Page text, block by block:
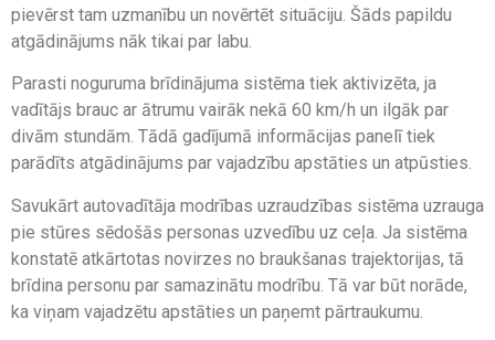
pievērst tam uzmanību un novērtēt situāciju. Šāds papildu
atgādinājums nāk tikai par labu.
Parasti noguruma brīdinājuma sistēma tiek aktivizēta, ja
vadītājs brauc ar ātrumu vairāk nekā 60 km/h un ilgāk par
divām stundām. Tādā gadījumā informācijas panelī tiek
parādīts atgādinājums par vajadzību apstāties un atpūsties.
Savukārt autovadītāja modrības uzraudzības sistēma uzrauga
pie stūres sēdošās personas uzvedību uz ceļa. Ja sistēma
konstatē atkārtotas novirzes no braukšanas trajektorijas, tā
brīdina personu par samazinātu modrību. Tā var būt norāde,
ka viņam vajadzētu apstāties un paņemt pārtraukumu.